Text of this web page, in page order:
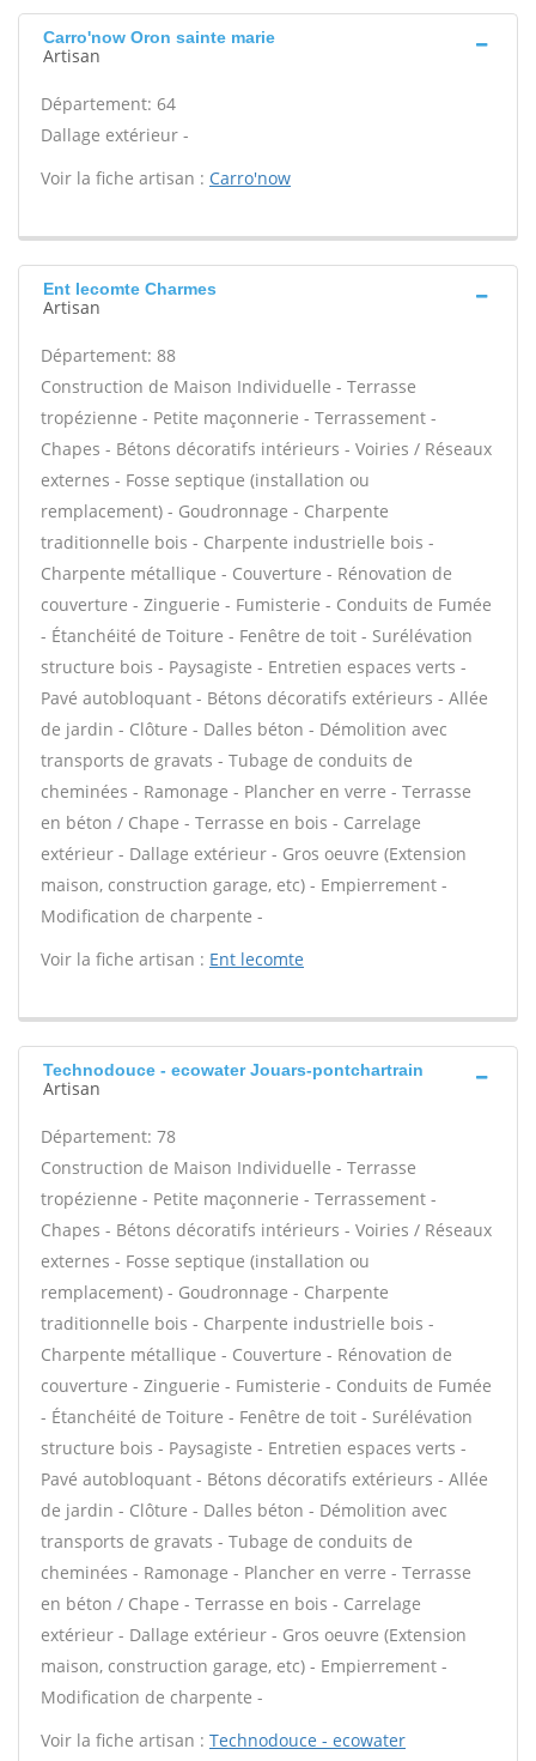
Carro'now Oron sainte marie
Artisan
Département: 64
Dallage extérieur -
Voir la fiche artisan : Carro'now
Ent lecomte Charmes
Artisan
Département: 88
Construction de Maison Individuelle - Terrasse
tropézienne - Petite maçonnerie - Terrassement -
Chapes - Bétons décoratifs intérieurs - Voiries / Réseaux
externes - Fosse septique (installation ou
remplacement) - Goudronnage - Charpente
traditionnelle bois - Charpente industrielle bois -
Charpente métallique - Couverture - Rénovation de
couverture - Zinguerie - Fumisterie - Conduits de Fumée
- Étanchéité de Toiture - Fenêtre de toit - Surélévation
structure bois - Paysagiste - Entretien espaces verts -
Pavé autobloquant - Bétons décoratifs extérieurs - Allée
de jardin - Clôture - Dalles béton - Démolition avec
transports de gravats - Tubage de conduits de
cheminées - Ramonage - Plancher en verre - Terrasse
en béton / Chape - Terrasse en bois - Carrelage
extérieur - Dallage extérieur - Gros oeuvre (Extension
maison, construction garage, etc) - Empierrement -
Modification de charpente -
Voir la fiche artisan : Ent lecomte
Technodouce - ecowater Jouars-pontchartrain
Artisan
Département: 78
Construction de Maison Individuelle - Terrasse
tropézienne - Petite maçonnerie - Terrassement -
Chapes - Bétons décoratifs intérieurs - Voiries / Réseaux
externes - Fosse septique (installation ou
remplacement) - Goudronnage - Charpente
traditionnelle bois - Charpente industrielle bois -
Charpente métallique - Couverture - Rénovation de
couverture - Zinguerie - Fumisterie - Conduits de Fumée
- Étanchéité de Toiture - Fenêtre de toit - Surélévation
structure bois - Paysagiste - Entretien espaces verts -
Pavé autobloquant - Bétons décoratifs extérieurs - Allée
de jardin - Clôture - Dalles béton - Démolition avec
transports de gravats - Tubage de conduits de
cheminées - Ramonage - Plancher en verre - Terrasse
en béton / Chape - Terrasse en bois - Carrelage
extérieur - Dallage extérieur - Gros oeuvre (Extension
maison, construction garage, etc) - Empierrement -
Modification de charpente -
Voir la fiche artisan : Technodouce - ecowater